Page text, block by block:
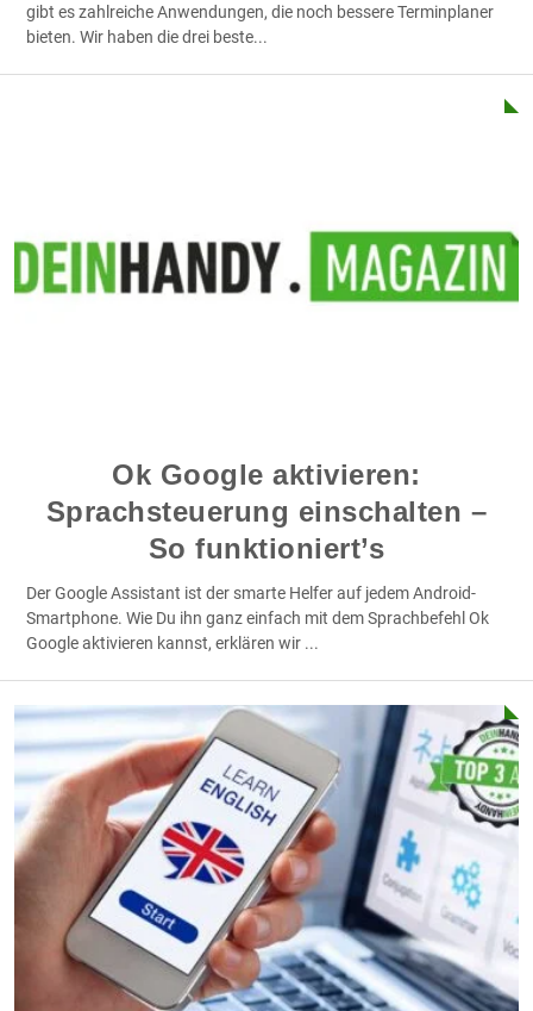
gibt es zahlreiche Anwendungen, die noch bessere Terminplaner
bieten. Wir haben die drei beste...
Ok Google aktivieren:
Sprachsteuerung einschalten –
So funktioniert’s
Der Google Assistant ist der smarte Helfer auf jedem Android-
Smartphone. Wie Du ihn ganz einfach mit dem Sprachbefehl Ok
Google aktivieren kannst, erklären wir ...